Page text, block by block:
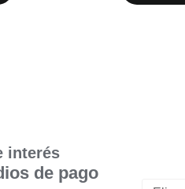
interés
de pago